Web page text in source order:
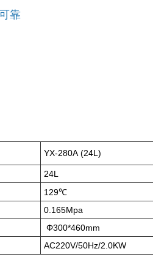
靠
YX-280A (24L)
24L
129℃
0.165Mpa
Φ300*460mm
AC220V/50Hz/2.0KW